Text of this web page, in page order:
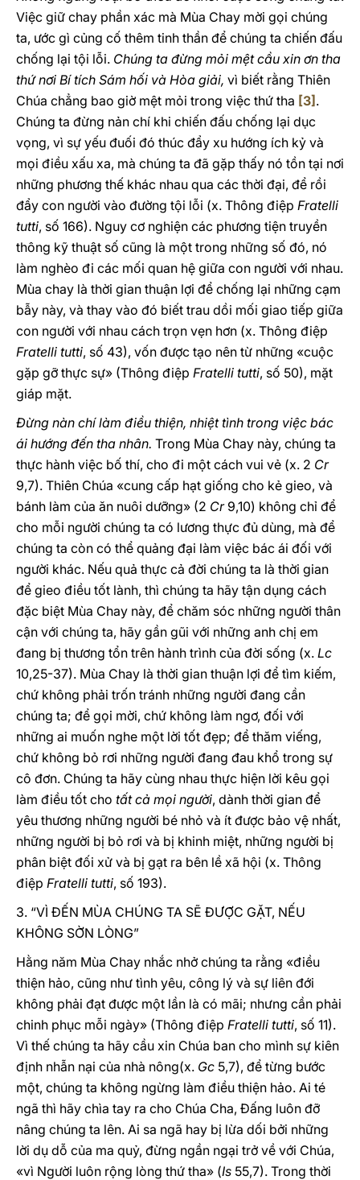
Việc giữ chay phần xác mà Mùa Chay mời gọi chúng
ta, ước gì củng cố thêm tinh thần để chúng ta chiến đấu
chống lại tội lỗi. Chúng ta đừng mỏi mệt cầu xin ơn tha
thứ nơi Bí tích Sám hối và Hòa giải, vì biết rằng Thiên
Chúa chẳng bao giờ mệt mỏi trong việc thứ tha [3] .
Chúng ta đừng nản chí khi chiến đấu chống lại dục
vọng, vì sự yếu đuối đó thúc đẩy xu hướng ích kỷ và
mọi điều xấu xa, mà chúng ta đã gặp thấy nó tồn tại nơi
những phương thế khác nhau qua các thời đại, để rồi
đẩy con người vào đường tội lỗi (x. Thông điệp Fratelli
tutti, số 166). Nguy cơ nghiện các phương tiện truyền
thông kỹ thuật số cũng là một trong những số đó, nó
làm nghèo đi các mối quan hệ giữa con người với nhau.
Mùa chay là thời gian thuận lợi để chống lại những cạm
bẫy này, và thay vào đó biết trau dồi mối giao tiếp giữa
con người với nhau cách trọn vẹn hơn (x. Thông điệp
Fratelli tutti, số 43), vốn được tạo nên từ những «cuộc
gặp gỡ thực sự» (Thông điệp Fratelli tutti, số 50), mặt
giáp mặt.
Đừng nàn chí làm điều thiện, nhiệt tình trong việc bác
ái hướng đến tha nhân. Trong Mùa Chay này, chúng ta
thực hành việc bố thí, cho đi một cách vui vẻ (x. 2 Cr
9,7). Thiên Chúa «cung cấp hạt giống cho kẻ gieo, và
bánh làm của ăn nuôi dưỡng» (2 Cr9,10) không chỉ để
cho mỗi người chúng ta có lương thực đủ dùng, mà để
chúng ta còn có thể quảng đại làm việc bác ái đối với
người khác. Nếu quả thực cả đời chúng ta là thời gian
để gieo điều tốt lành, thì chúng ta hãy tận dụng cách
đặc biệt Mùa Chay này, để chăm sóc những người thân
cận với chúng ta, hãy gần gũi với những anh chị em
đang bị thương tổn trên hành trình của đời sống (x. Lc
10,25-37). Mùa Chay là thời gian thuận lợi để tìm kiếm,
chứ không phải trốn tránh những người đang cần
chúng ta; để gọi mời, chứ không làm ngơ, đối với
những ai muốn nghe một lời tốt đẹp; để thăm viếng,
chứ không bỏ rơi những người đang đau khổ trong sự
cô đơn. Chúng ta hãy cùng nhau thực hiện lời kêu gọi
làm điều tốt cho tất cả mọi người, dành thời gian để
yêu thương những người bé nhỏ và ít được bảo vệ nhất,
những người bị bỏ rơi và bị khinh miệt, những người bị
phân biệt đối xử và bị gạt ra bên lề xã hội (x. Thông
điệp Fratelli tutti, số 193).
3. “VÌ ĐẾN MÙA CHÚNG TA SẼ ĐƯỢC GẶT, NẾU
KHÔNG SỜN LÒNG”
Hằng năm Mùa Chay nhắc nhở chúng ta rằng «điều
thiện hảo, cũng như tình yêu, công lý và sự liên đới
không phải đạt được một lần là có mãi; nhưng cần phải
chinh phục mỗi ngày» (Thông điệp Fratelli tutti, số 11).
Vì thế chúng ta hãy cầu xin Chúa ban cho mình sự kiên
định nhẫn nại của nhà nông(x. Gc 5,7), để từng bước
một, chúng ta không ngừng làm điều thiện hảo. Ai té
ngã thì hãy chìa tay ra cho Chúa Cha, Đấng luôn đỡ
nâng chúng ta lên. Ai sa ngã hay bị lừa dối bởi những
lời dụ dỗ của ma quỷ, đừng ngần ngại trở về với Chúa,
«vì Người luôn rộng lòng thứ tha» (Is 55,7). Trong thời